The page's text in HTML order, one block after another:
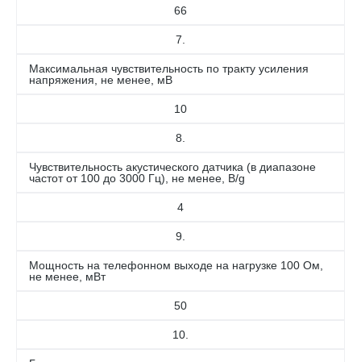
66
7.
Максимальная чувствительность по тракту усиления
напряжения, не менее, мВ
10
8.
Чувствительность акустического датчика (в диапазоне
частот от 100 до 3000 Гц), не менее, В/g
4
9.
Мощность на телефонном выходе на нагрузке 100 Ом,
не менее, мВт
50
10.